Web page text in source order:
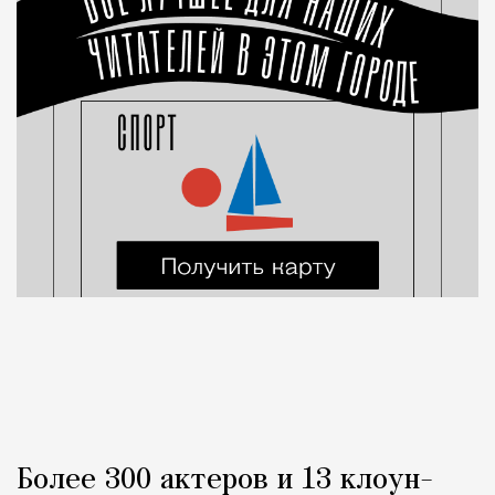
Более 300 актеров и 13 клоун-